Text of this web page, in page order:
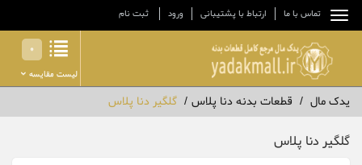
تماس با ما ارتباط با پشتیبانی ورود ثبت نام
0
لیست مقایسه
یدک مال قطعات بدنه دنا پلاس گلگیر دنا پلاس
گلگیر دنا پلاس